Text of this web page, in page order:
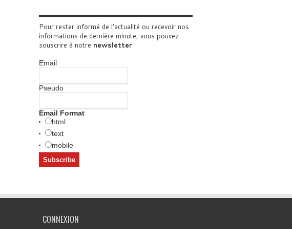
Pour rester informé de l'actualité ou recevoir nos
informations de dernière minute, vous pouvez
souscrire à notre newsletter.
Email
Pseudo
Email Format
html
text
mobile
CONNEXION